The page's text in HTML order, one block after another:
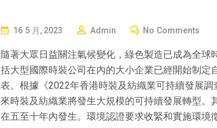
P
S
T
E
D
O
16 5 月, 2023 Admin No Comments
隨著大眾日益關注氣候變化，綠色製造已成為全球
括大型國際時裝公司在內的大小企業已經開始制定
表。根據《2022年香港時裝及紡織業可持續發展
來時裝及紡織業將發生大規模的可持續發展轉型。
在五至十年內發生。環境認證要求收緊和實施環境